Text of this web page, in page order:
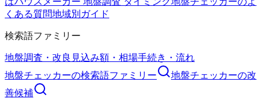
くある質問地域別ガイド
検索語ファミリー
地盤調査・改良 見込み額・相場手続き・流れ
地盤チェッカーの検索語ファミリー 地盤チェッカーの改
善候補